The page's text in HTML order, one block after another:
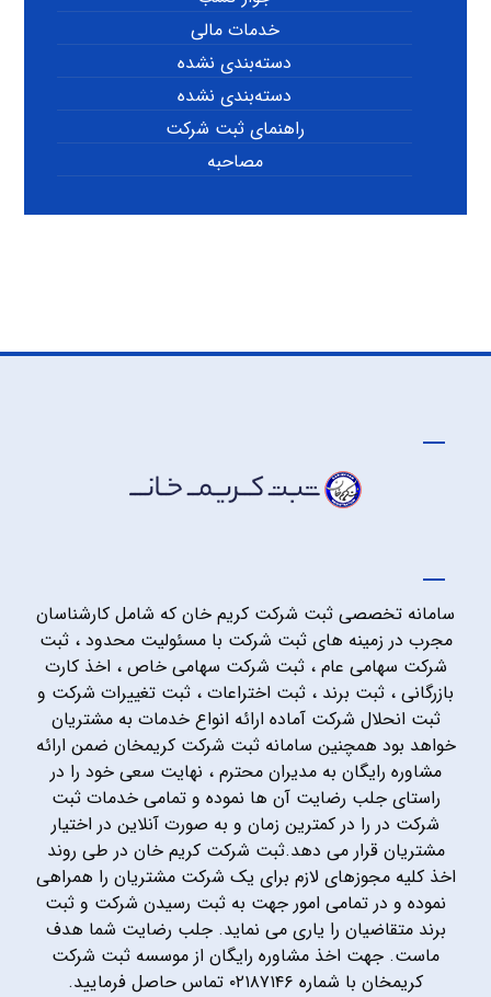
خدمات مالی
دسته‌بندی نشده
دسته‌بندی نشده
راهنمای ثبت شرکت
مصاحبه
سامانه تخصصی ثبت شرکت کریم خان که شامل کارشناسان
مجرب در زمینه های ثبت شرکت با مسئولیت محدود ، ثبت
شرکت سهامی عام ، ثبت شرکت سهامی خاص ، اخذ کارت
بازرگانی ، ثبت برند ، ثبت اختراعات ، ثبت تغییرات شرکت و
ثبت انحلال شرکت آماده ارائه انواع خدمات به مشتریان
خواهد بود همچنین سامانه ثبت شرکت کریمخان ضمن ارائه
مشاوره رایگان به مدیران محترم ، نهایت سعی خود را در
راستای جلب رضایت آن ها نموده و تمامی خدمات ثبت
شرکت در را در کمترین زمان و به صورت آنلاین در اختیار
مشتریان قرار می دهد.ثبت شرکت کریم خان در طی روند
اخذ کلیه مجوزهای لازم برای یک شرکت مشتریان را همراهی
نموده و در تمامی امور جهت به ثبت رسیدن شرکت و ثبت
برند متقاضیان را یاری می نماید. جلب رضایت شما هدف
ماست. جهت اخذ مشاوره رایگان از موسسه ثبت شرکت
کریمخان با شماره ۰۲۱۸۷۱۴۶ تماس حاصل فرمایید.